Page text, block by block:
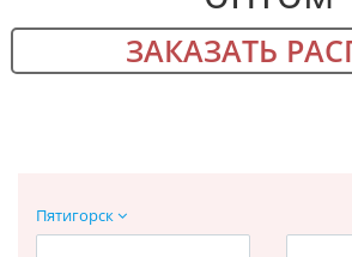
ЗАКАЗАТЬ
Пятигорск